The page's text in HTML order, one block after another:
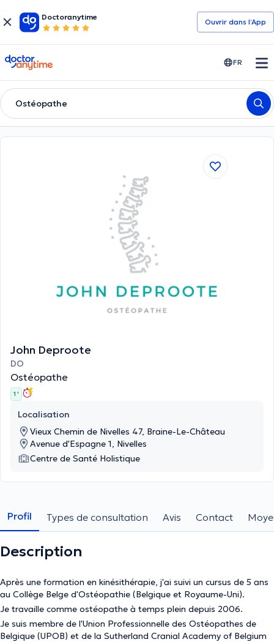
Doctoranytime
Ouvrir dans l’App
doctoranytime FR
Ostéopathe
John Deproote
DO
Ostéopathe
1 '
Localisation
Vieux Chemin de Nivelles 47, Braine-Le-Château
Avenue d'Espagne 1, Nivelles
Centre de Santé Holistique
Profil Types de consultation Avis Contact
Description
Après une formation en kinésithérapie, j'ai suivi un cursus de 5 ans
au Collège Belge d'Ostéopathie (Belgique et Royaume-Uni).
Je travaille comme ostéopathe à temps plein depuis 2006.
Je suis membre de l'Union Professionnelle des Ostéopathes de
Belgique (UPOB) et de la Sutherland Cranial Academy of Belgium